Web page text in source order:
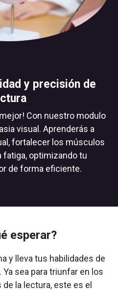
y precisión de
Con nuestro modulo
visual. Aprenderás a
fortalecer los músculos
fatiga, optimizando tu
de forma eficiente.
esperar?
y lleva tus habilidades de
sea para triunfar en los
la lectura, este es el